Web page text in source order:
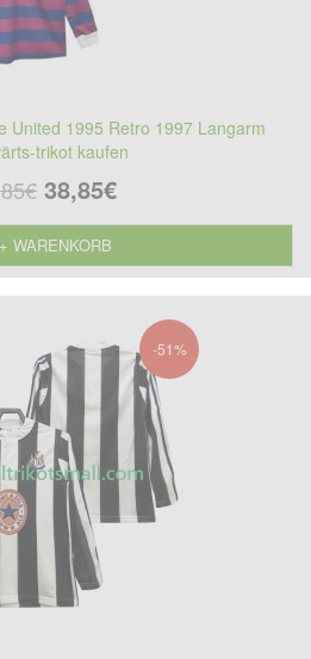
United 1995 Retro 1997 Langarm
trikot kaufen
38,85€
+ WARENKORB
-51%